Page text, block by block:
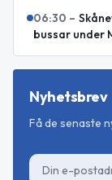
06:30 –
bussar under
Nyhetsbrev
Få de senaste